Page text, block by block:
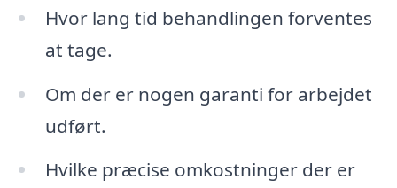
Hvor lang tid behandlingen forventes
at tage.
Om der er nogen garanti for arbejdet
udført.
Hvilke præcise omkostninger der er